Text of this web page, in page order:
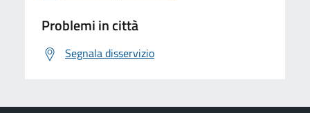
Problemi in città
Segnala disservizio